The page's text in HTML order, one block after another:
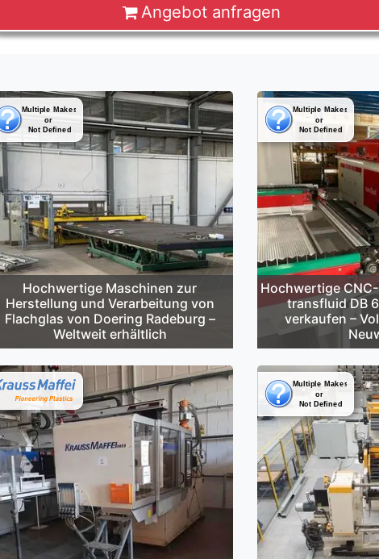
Angebot anfragen
Hochwertige Maschinen zur
Herstellung und Verarbeitung von
Flachglas von Doering Radeburg –
Weltweit erhältlich
Hochwertige
transfluid DB
verkaufen –